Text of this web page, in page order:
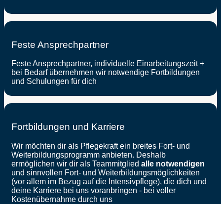
Feste Ansprechpartner
Feste Ansprechpartner, individuelle Einarbeitungszeit +
bei Bedarf übernehmen wir notwendige Fortbildungen
und Schulungen für dich
Fortbildungen und Karriere
Wir möchten dir als Pflegekraft ein breites Fort- und
Weiterbildungsprogramm anbieten. Deshalb
ermöglichen wir dir als Teammitglied alle notwendigen
und sinnvollen Fort- und Weiterbildungsmöglichkeiten
(vor allem im Bezug auf die Intensivpflege), die dich und
deine Karriere bei uns voranbringen - bei voller
Kostenübernahme durch uns